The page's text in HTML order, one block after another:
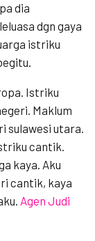
dia
dgn gaya
istriku
Istriku
Maklum
sulawesi utara.
cantik.
kaya. Aku
cantik, kaya
Agen Judi